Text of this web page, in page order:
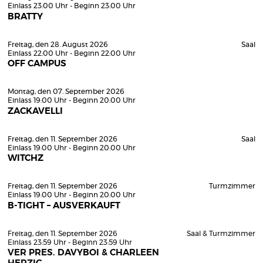
Einlass 23:00 Uhr - Beginn 23:00 Uhr
BRATTY
Freitag, den 28. August 2026
Einlass 22:00 Uhr - Beginn 22:00 Uhr
OFF CAMPUS
Saal
Montag, den 07. September 2026
Einlass 19:00 Uhr - Beginn 20:00 Uhr
ZACKAVELLI
Freitag, den 11. September 2026
Einlass 19:00 Uhr - Beginn 20:00 Uhr
WITCHZ
Saal
Freitag, den 11. September 2026
Einlass 19:00 Uhr - Beginn 20:00 Uhr
B-TIGHT – AUSVERKAUFT
Turmzimmer
Freitag, den 11. September 2026
Einlass 23:59 Uhr - Beginn 23:59 Uhr
VER PRES. DAVYBOI & CHARLEEN
Saal & Turmzimmer